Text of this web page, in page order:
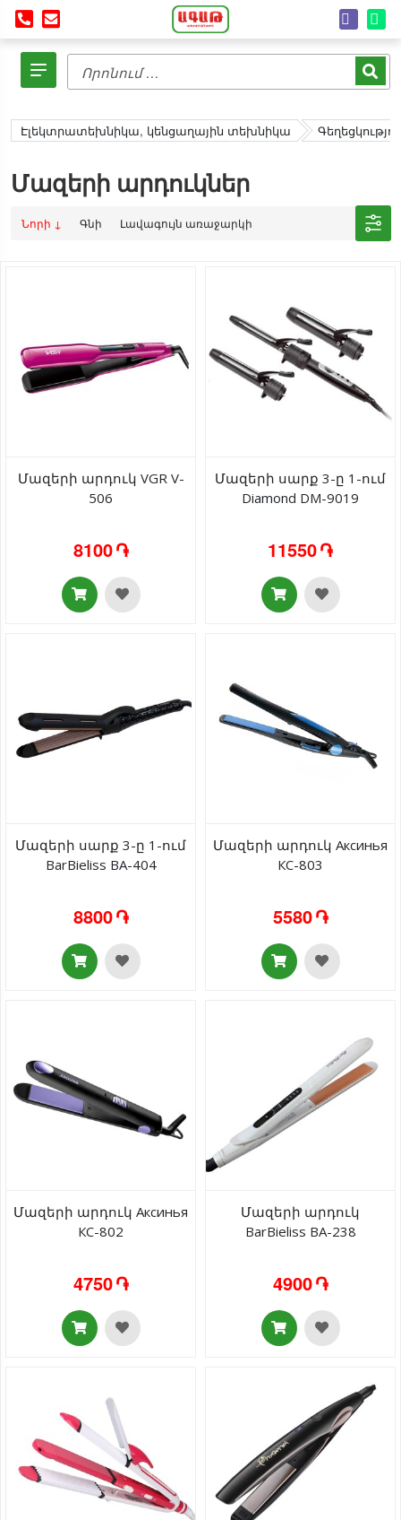
Էլեկտրատեխնիկա, կենցաղային տեխնիկա
Մազերի արդուկներ
Նորի ↓ Գնի Լավագույն առաջարկի
Մազերի արդուկ VGR V-
506
8100 ֏
Մազերի սարք 3-ը 1-ում
Diamond DM-9019
11550 ֏
Մազերի սարք 3-ը 1-ում
BarBieliss BA-404
8800 ֏
Մազերի արդուկ Аксинья
КС-803
5580 ֏
Մազերի արդուկ Аксинья
КС-802
4750 ֏
Մազերի արդուկ
BarBieliss BA-238
4900 ֏